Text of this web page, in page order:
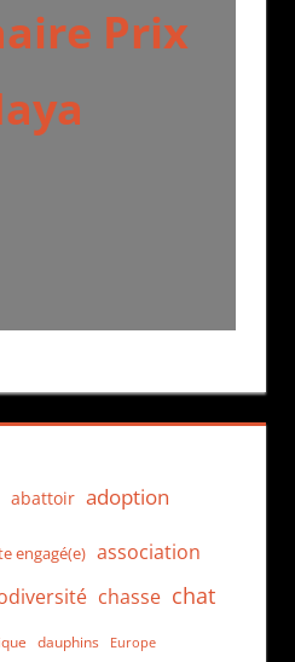
Prix
abattoir adoption
engagé(e) association
chasse chat
dauphins Europe